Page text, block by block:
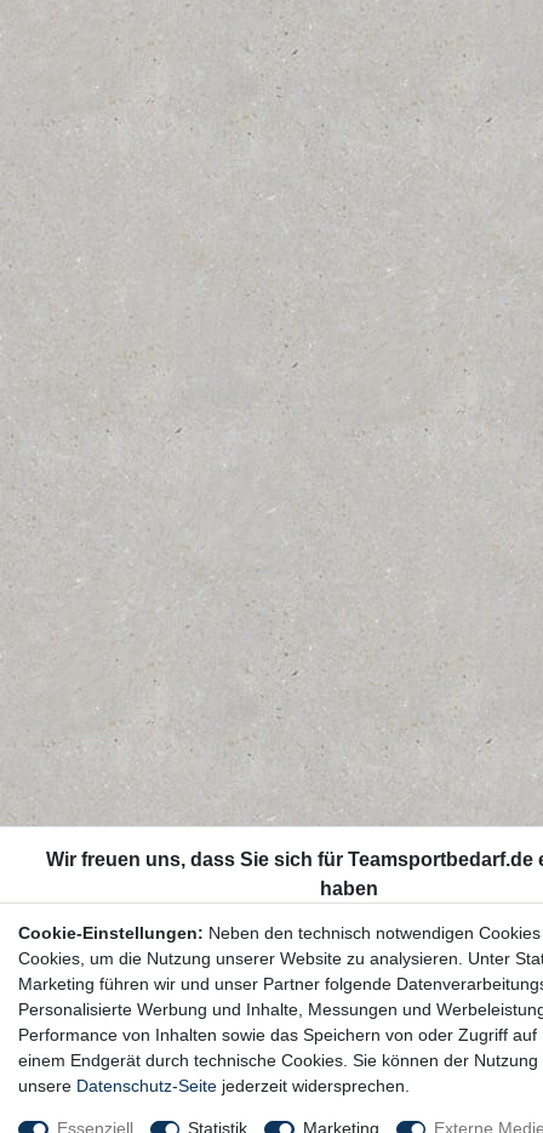
Cookie-Einstellungen: Neben den technisch notwendigen
Cookies, um die Nutzung unserer Website zu analysieren. Unter
Marketing führen wir und unser Partner folgende
Personalisierte Werbung und Inhalte, Messungen und
Performance von Inhalten sowie das Speichern von oder Zugriff
einem Endgerät durch technische Cookies. Sie können der
unsere Datenschutz-Seite jederzeit widersprechen.
Essenziell Statistik Marketing Externe